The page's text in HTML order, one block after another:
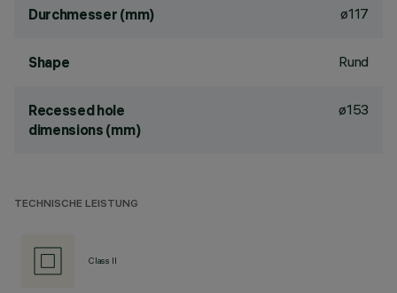
Durchmesser (mm) ø117
Shape Rund
Recessed hole
dimensions (mm)
ø153
TECHNISCHE LEISTUNG
Class II